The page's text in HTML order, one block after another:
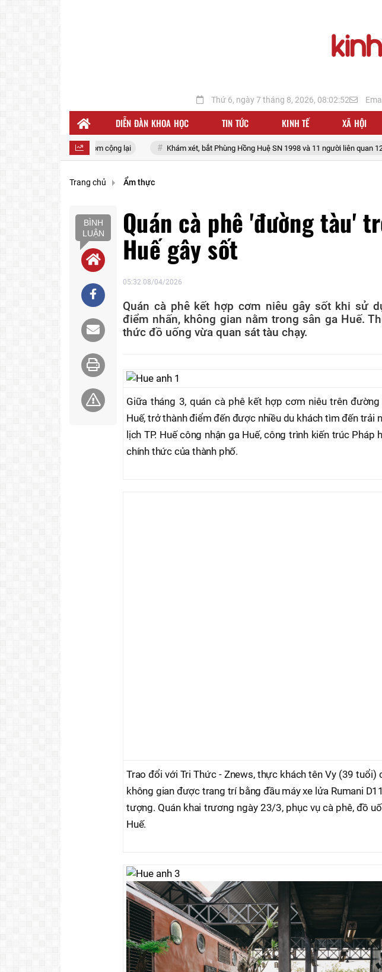
Thứ 6, ngày 7 tháng 8, 2026, 08:02:54
DIỄN ĐÀN KHOA HỌC TIN TỨC KINH TẾ XÃ HỘI
Khám xét, bắt Phùng Hồng Huệ SN 1998 và 11 người liên quan 120 tỷ đồng tiền bán
Trang chủ Ẩm thực
BÌNH
LUẬN
Quán cà phê 'đường tàu'
Huế gây sốt
05:32 08/04/2026
Quán cà phê kết hợp cơm niêu gây sốt khi sử
điểm nhấn, không gian nằm trong sân ga Huế.
thức đồ uống vừa quan sát tàu chạy.
Giữa tháng 3, quán cà phê kết hợp cơm niêu trên
Huế, trở thành điểm đến được nhiều du khách tìm đến trải
lịch TP. Huế công nhận ga Huế, công trình kiến trúc
chính thức của thành phố.
Trao đổi với Tri Thức - Znews, thực khách tên Vy (39 tuổi)
không gian được trang trí bằng đầu máy xe lửa Rumani
tượng. Quán khai trương ngày 23/3, phục vụ cà phê, đồ
Huế.